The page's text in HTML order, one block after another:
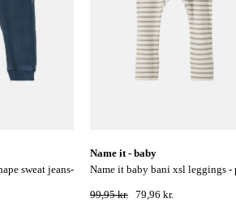
name it - baby
name it baby bani xsl leggings - pure
99,95 kr. 79,96 kr.